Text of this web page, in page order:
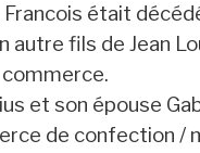
était
autre fils de Jean
commerce.
et son épouse
de confection /